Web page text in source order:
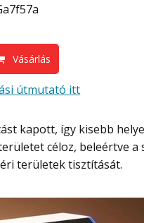
Vásárlás
útmutató itt
céloz, beleértve a
területek tisztítását.